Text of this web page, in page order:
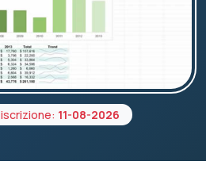
11-08-2026